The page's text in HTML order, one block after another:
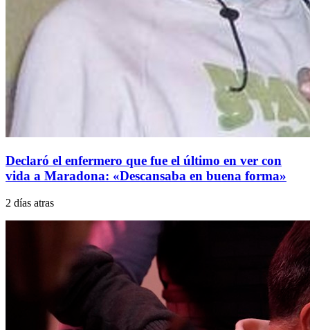
Declaró el enfermero que fue el último en ver con
vida a Maradona: «Descansaba en buena forma»
2 días atras